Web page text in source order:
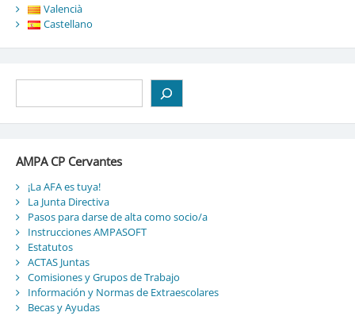
Valencià
Castellano
AMPA CP Cervantes
¡La AFA es tuya!
La Junta Directiva
Pasos para darse de alta como socio/a
Instrucciones AMPASOFT
Estatutos
ACTAS Juntas
Comisiones y Grupos de Trabajo
Información y Normas de Extraescolares
Becas y Ayudas